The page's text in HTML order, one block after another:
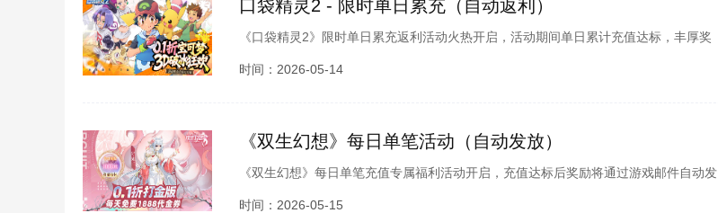
口袋精灵2 - 限时单日累充（自动返利）
《口袋精灵2》限时单日累充返利活动火热开启，活动期间单日累计充值达标，丰厚奖
励将游戏内邮件自动发放，无需手动申请。奖励包含闪光性格礼包、个体值道具、SP
时间：2026-05-14
《双生幻想》每日单笔活动（自动发放）
《双生幻想》每日单笔充值专属福利活动开启，充值达标后奖励将通过游戏邮件自动发
放，可自选神魔精英探员、海量灵气、进化石等珍稀道具，助力探员养成，轻松闯荡异
时间：2026-05-15